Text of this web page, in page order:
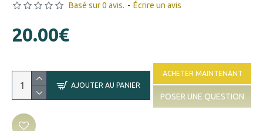
Basé sur 0 avis. - Écrire un avis
20.00€
AJOUTER AU PANIER
ACHETER MAINTENANT
POSER UNE QUESTION